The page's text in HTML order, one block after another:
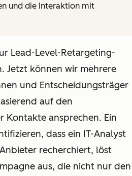
und die Interaktion mit
Lead-Level-Retargeting-
Jetzt können wir mehrere
und Entscheidungsträger
auf den
Kontakte ansprechen. Ein
dass ein IT-Analyst
recherchiert, löst
aus, die nicht nur den